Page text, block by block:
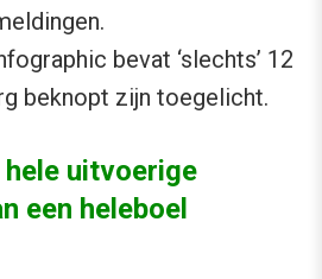
bevat ‘slechts’ 12
beknopt zijn toegelicht.
uitvoerige
een heleboel